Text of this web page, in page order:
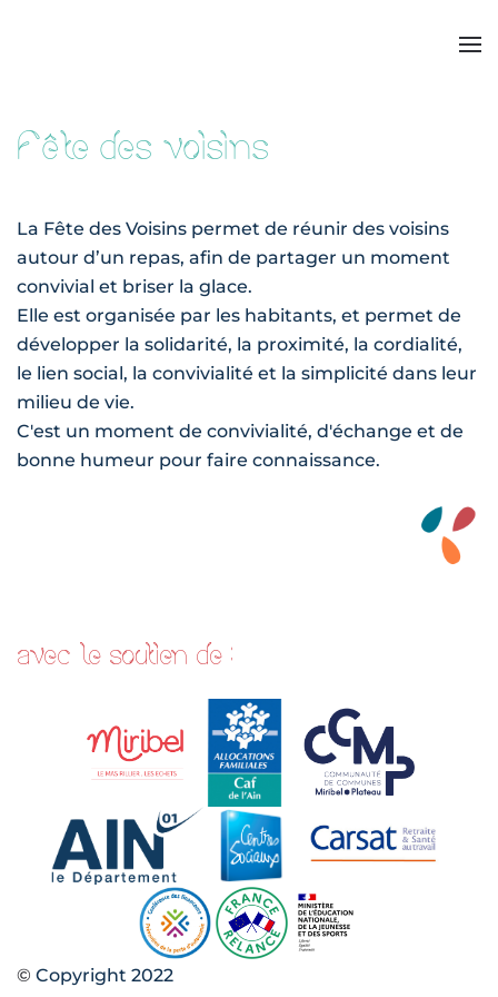
Fête des voisins
La Fête des Voisins permet de réunir des voisins
autour d’un repas, afin de partager un moment
convivial et briser la glace.
Elle est organisée par les habitants, et permet de
développer la solidarité, la proximité, la cordialité,
le lien social, la convivialité et la simplicité dans leur
milieu de vie.
C'est un moment de convivialité, d'échange et de
bonne humeur pour faire connaissance.
avec le soutien de :
© Copyright 2022